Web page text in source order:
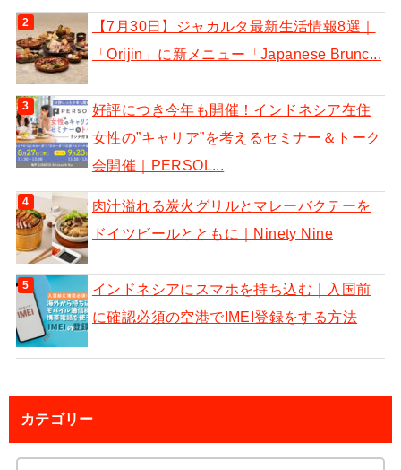
【7月30日】ジャカルタ最新生活情報8選｜
「Orijin」に新メニュー「Japanese Brunc...
好評につき今年も開催！インドネシア在住
女性の”キャリア”を考えるセミナー＆トーク
会開催｜PERSOL...
肉汁溢れる炭火グリルとマレーバクテーを
ドイツビールとともに｜Ninety Nine
インドネシアにスマホを持ち込む｜入国前
に確認必須の空港でIMEI登録をする方法
カテゴリー